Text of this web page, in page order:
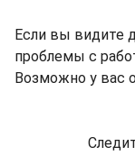
Если вы видите
проблемы с
Возможно у вас